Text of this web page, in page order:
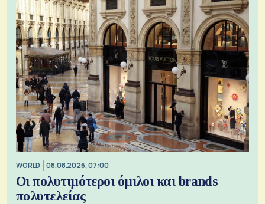
WORLD 08.08.2026, 07:00
Οι πολυτιμότεροι όμιλοι και brands
πολυτελείας